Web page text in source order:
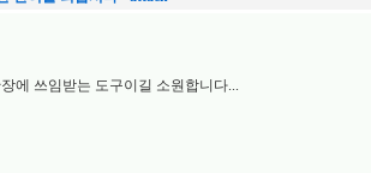
에 쓰임받는 도구이길 소원합니다...